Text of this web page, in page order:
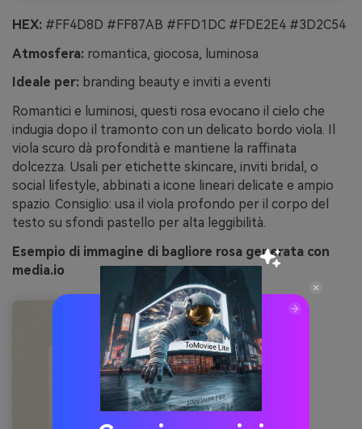
HEX: #FF4D8D #FF87AB #FFD1DC #FDE2E4 #3D2C54
Atmosfera: romantica, giocosa, luminosa
Ideale per: branding beauty e inviti a eventi
Romantici e luminosi, questi rosa evocano il cielo che
indugia dopo il tramonto con un delicato bordo viola. Il
viola scuro dà profondità e mantiene la raffinata
dolcezza. Usali per etichette skincare, inviti bridal, o
social lifestyle, abbinati a icone lineari delicate e ampio
spazio. Consiglio: usa il viola profondo per il corpo del
testo su sfondi pastello per alta leggibilità.
Esempio di immagine di bagliore rosa generata con
media.io